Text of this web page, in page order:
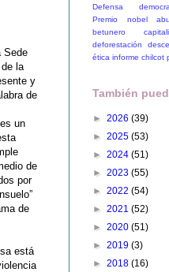
Sede
la
y
de
un
de
por
de
está
Defensa
Premio nobel
betunero
deforestación
ética informe chilcot
También
► 2026 (39)
► 2025 (53)
► 2024 (51)
► 2023 (55)
► 2022 (54)
► 2021 (52)
► 2020 (51)
► 2019 (3)
► 2018 (16)